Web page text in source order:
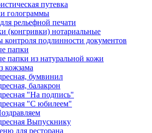
путевка
голограммы
рельефной печати
(конгривки) нотариальные
подлинности документов
папки
папки из натуральной кожи
кожзама
бумвинил
балакрон
"На подпись"
"C юбилеем"
Выпускнику
для ресторана